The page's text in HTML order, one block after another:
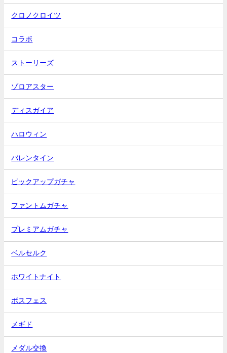
クロノクロイツ
コラボ
ストーリーズ
ゾロアスター
ディスガイア
ハロウィン
バレンタイン
ピックアップガチャ
ファントムガチャ
プレミアムガチャ
ベルセルク
ホワイトナイト
ボスフェス
メギド
メダル交換